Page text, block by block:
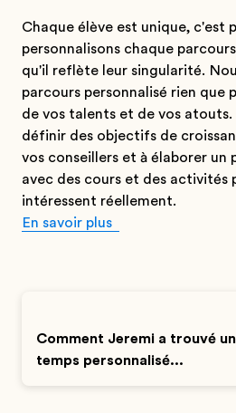
Chaque élève est unique, c'est
personnalisons chaque
qu'il reflète leur singularité.
parcours personnalisé rien que
de vos talents et de vos atouts.
définir des objectifs de
vos conseillers et à élaborer un
avec des cours et des activités
intéressent réellement.
En savoir plus
Comment Jeremi a trouvé
temps personnalisé...